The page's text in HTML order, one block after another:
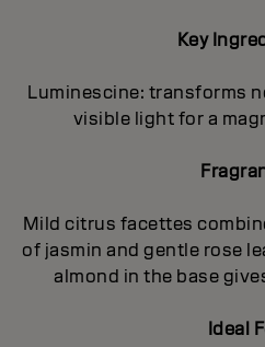
Key
Luminescine: transforms
visible light for a
Mild citrus facettes
of jasmin and gentle rose
almond in the base
Ideal